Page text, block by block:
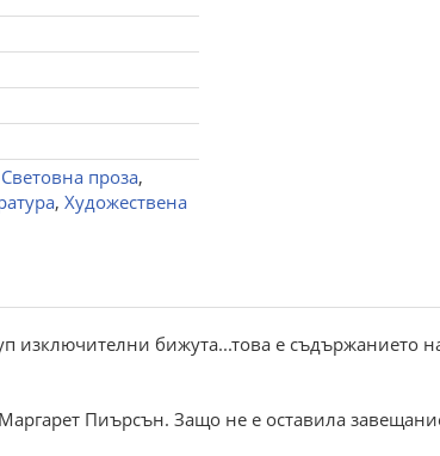
Световна проза,
, Художествена
изключителни бижута...това е съдържанието
Пиърсън. Защо не е оставила